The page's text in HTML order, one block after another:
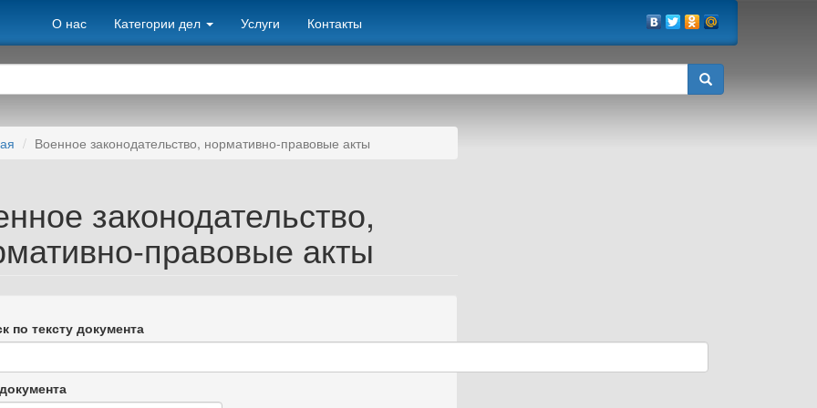
О нас Категории дел Услуги Контакты
Военное законодательство, нормативно-правовые акты
законодательство,
правовые акты
по тексту документа